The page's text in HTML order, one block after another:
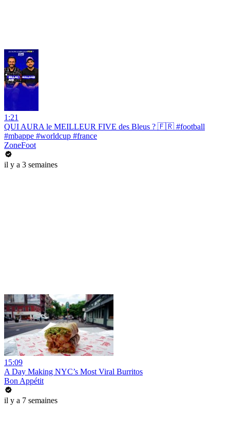
1:21
QUI AURA le MEILLEUR FIVE des Bleus ? 🇫🇷 #football
#mbappe #worldcup #france
ZoneFoot
il y a 3 semaines
15:09
A Day Making NYC’s Most Viral Burritos
Bon Appétit
il y a 7 semaines